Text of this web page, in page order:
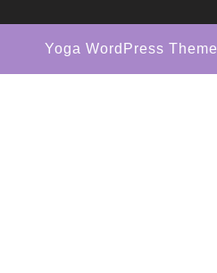
Yoga WordPress Theme